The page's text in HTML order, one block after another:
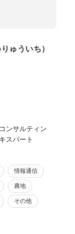
ゅういち）
ンサルティン
スパート
情報通信
農地
その他